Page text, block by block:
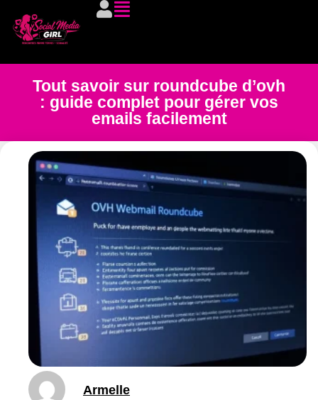
Tout savoir sur roundcube d’ovh
: guide complet pour gérer vos
emails facilement
Armelle